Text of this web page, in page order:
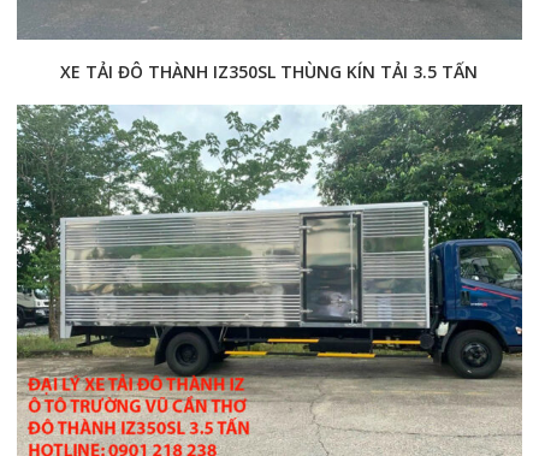
XE TẢI ĐÔ THÀNH IZ350SL THÙNG KÍN TẢI 3.5 TẤN